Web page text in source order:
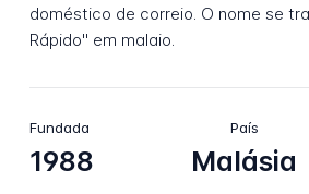
doméstico de correio. O nome se
Rápido" em malaio.
Fundada
1988
País
Malásia